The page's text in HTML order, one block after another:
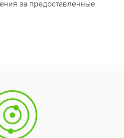
за предоставленные